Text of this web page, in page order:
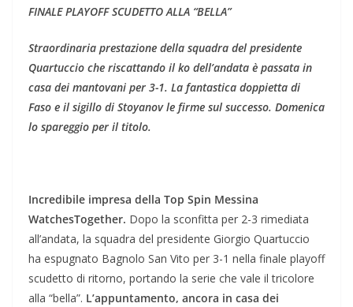
FINALE PLAYOFF SCUDETTO ALLA “BELLA”
Straordinaria prestazione della squadra del presidente
Quartuccio che riscattando il ko dell’andata è passata in
casa dei mantovani per 3-1. La fantastica doppietta di
Faso e il sigillo di Stoyanov le firme sul successo. Domenica
lo spareggio per il titolo.
Incredibile impresa della Top Spin Messina
WatchesTogether. Dopo la sconfitta per 2-3 rimediata
all’andata, la squadra del presidente Giorgio Quartuccio
ha espugnato Bagnolo San Vito per 3-1 nella finale playoff
scudetto di ritorno, portando la serie che vale il tricolore
alla “bella”. L’appuntamento, ancora in casa dei